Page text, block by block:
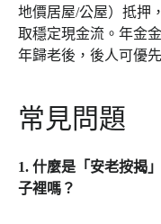
地價居屋/公屋）抵押
取穩定現金流。年金
年歸老後，後人可優
常見問題
1. 什麼是「安老按揭
子裡嗎？